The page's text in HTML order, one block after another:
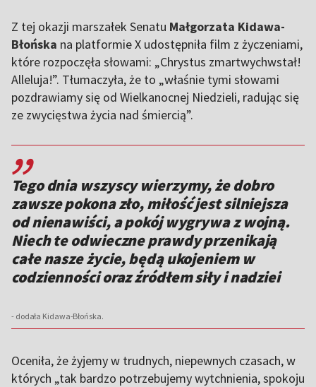
Z tej okazji marszałek Senatu Małgorzata Kidawa-
Błońska na platformie X udostępniła film z życzeniami,
które rozpoczęła słowami: „Chrystus zmartwychwstał!
Alleluja!”. Tłumaczyła, że to „właśnie tymi słowami
pozdrawiamy się od Wielkanocnej Niedzieli, radując się
ze zwycięstwa życia nad śmiercią”.
,,
Tego dnia wszyscy wierzymy, że dobro
zawsze pokona zło, miłość jest silniejsza
od nienawiści, a pokój wygrywa z wojną.
Niech te odwieczne prawdy przenikają
całe nasze życie, będą ukojeniem w
codzienności oraz źródłem siły i nadziei
- dodała Kidawa-Błońska.
Oceniła, że żyjemy w trudnych, niepewnych czasach, w
których „tak bardzo potrzebujemy wytchnienia, spokoju